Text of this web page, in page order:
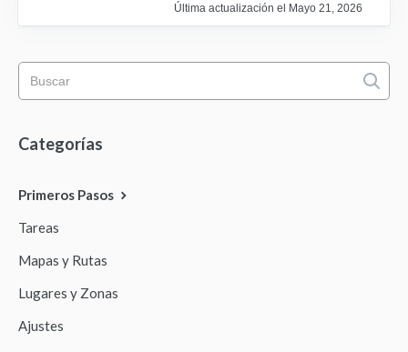
Última actualización el Mayo 21, 2026
Categorías
Primeros Pasos
Tareas
Mapas y Rutas
Lugares y Zonas
Ajustes